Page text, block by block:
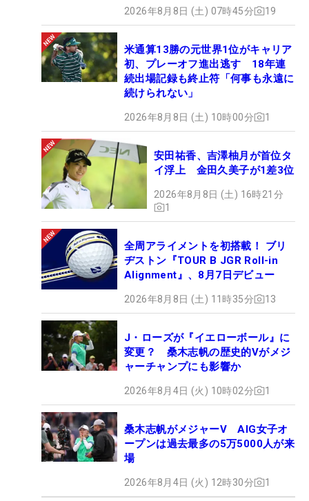
2026年8月8日 (土) 07時45分 19
米通算13勝の元世界1位がキャリア
初、プレーオフ進出逃す 18年連
続出場記録も終止符「何事も永遠に
続けられない」
2026年8月8日 (土) 10時00分 1
安田祐香、吉澤柚月が首位タ
イ浮上 金田久美子が1差3位
2026年8月8日 (土) 16時21分
1
全周アライメントを初搭載！ ブリ
ヂストン『TOUR B JGR Roll-in
Alignment』、8月7日デビュー
2026年8月8日 (土) 11時35分 13
J・ローズが『イエローボール』に
変更？ 桑木志帆の歴史的Vがメジ
ャーチャンプにも影響か
2026年8月4日 (火) 10時02分 1
桑木志帆がメジャーV AIG女子オ
ープンは過去最多の5万5000人が来
場
2026年8月4日 (火) 12時30分 1